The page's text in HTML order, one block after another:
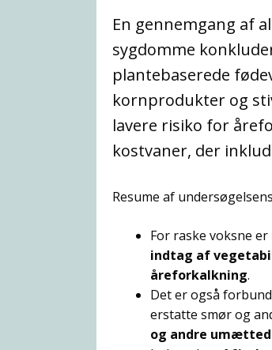
En gennemgang af
sygdomme
plantebaserede
kornprodukter og
lavere risiko for
kostvaner, der
Resume af
For raske voksne er
indtag af
åreforkalkning.
Det er også
erstatte smør og
og andre